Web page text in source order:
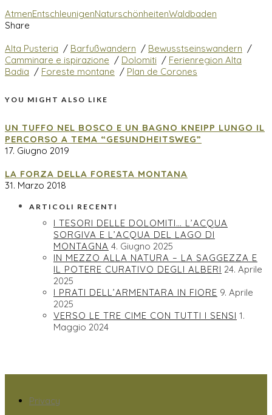
AtmenEntschleunigenNaturschönheitenWaldbaden
Share
Alta Pusteria / Barfußwandern / Bewusstseinswandern /
Camminare e ispirazione / Dolomiti / Ferienregion Alta
Badia / Foreste montane / Plan de Corones
YOU MIGHT ALSO LIKE
UN TUFFO NEL BOSCO E UN BAGNO KNEIPP LUNGO IL
PERCORSO A TEMA “GESUNDHEITSWEG”
17. Giugno 2019
LA FORZA DELLA FORESTA MONTANA
31. Marzo 2018
ARTICOLI RECENTI
I TESORI DELLE DOLOMITI… L’ACQUA
SORGIVA E L’ACQUA DEL LAGO DI
MONTAGNA 4. Giugno 2025
IN MEZZO ALLA NATURA – LA SAGGEZZA E
IL POTERE CURATIVO DEGLI ALBERI 24. Aprile
2025
I PRATI DELL’ARMENTARA IN FIORE 9. Aprile
2025
VERSO LE TRE CIME CON TUTTI I SENSI 1.
Maggio 2024
Privacy